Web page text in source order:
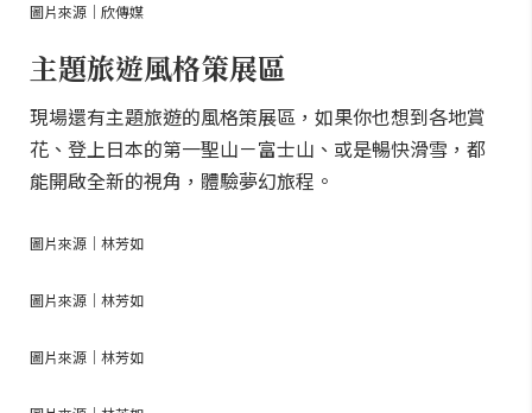
圖片來源｜欣傳媒
主題旅遊風格策展區
現場還有主題旅遊的風格策展區，如果你也想到各地賞
花、登上日本的第一聖山－富士山、或是暢快滑雪，都
能開啟全新的視角，體驗夢幻旅程。
圖片來源｜林芳如
圖片來源｜林芳如
圖片來源｜林芳如